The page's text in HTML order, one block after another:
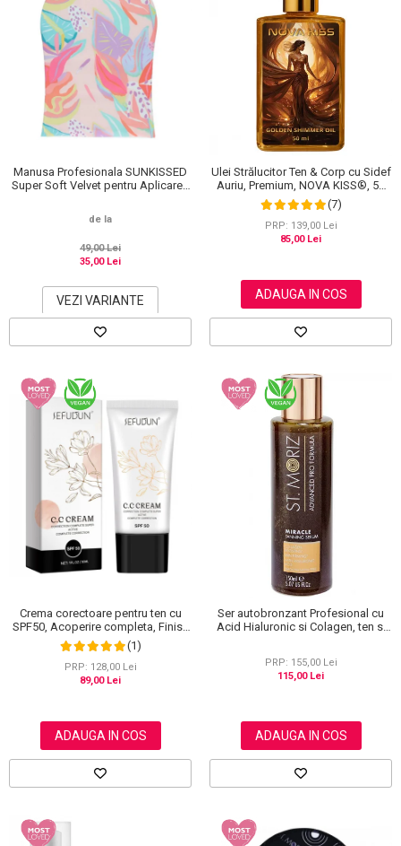
Manusa Profesionala SUNKISSED
Super Soft Velvet pentru Aplicarea
de la
49,00 Lei
35,00 Lei
VEZI VARIANTE
Ulei Strălucitor Ten & Corp cu Sidef
Auriu, Premium, NOVA KISS®, 50
ml
(7)
PRP: 139,00 Lei
85,00 Lei
ADAUGA IN COS
Crema corectoare pentru ten cu
SPF50, Acoperire completa, Finish
mat, Rezistenta, Anti Roseata, CC
Cream Sefudun, 30 ml
(1)
PRP: 128,00 Lei
89,00 Lei
ADAUGA IN COS
Ser autobronzant Profesional cu
Acid Hialuronic si Colagen, ten si
PRP: 155,00 Lei
115,00 Lei
ADAUGA IN COS